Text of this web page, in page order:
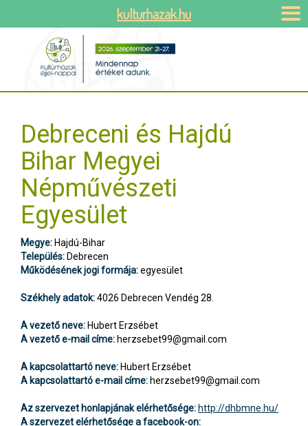
Debreceni és Hajdú
Bihar Megyei
Népművészeti
Egyesület
Megye: Hajdú-Bihar
Település: Debrecen
Működésének jogi formája:egyesület
Székhely adatok:4026 Debrecen Vendég 28.
A vezető neve: Hubert Erzsébet
A vezető e-mail címe: herzsebet99@gmail.com
A kapcsolattartó neve: Hubert Erzsébet
A kapcsolattartó e-mail címe: herzsebet99@gmail.com
Az szervezet honlapjának elérhetősége: http://dhbmne.hu/
A szervezet elérhetősége a facebook-on:
kulturhazak.hu